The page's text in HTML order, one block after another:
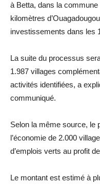
à Betta, dans la
kilomètres
investissements dans les
La suite du processus
1.987 villages
activités identifiées, a
communiqué.
Selon la même source, le
l’économie de 2.000
d’emplois verts au profit
Le montant est estimé à